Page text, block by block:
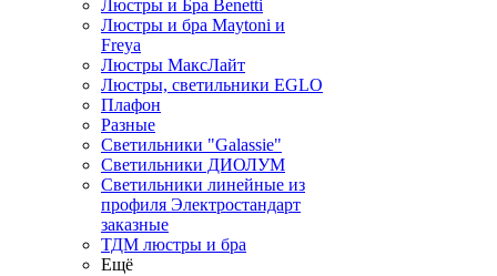
Люстры и Бра Benetti
Люстры и бра Maytoni и
Freya
Люстры МаксЛайт
Люстры, светильники EGLO
Плафон
Разные
Светильники "Galassie"
Светильники ДИОЛУМ
Светильники линейные из
профиля Электростандарт
заказные
ТДМ люстры и бра
Ещё